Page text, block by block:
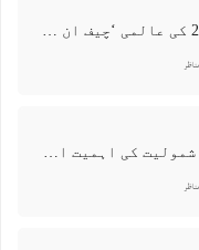
نگہت داد سال 2026 کی عالمی ‘چیف ان اے آئی 100’ فہرست میں شامل
خواتین کی سیاسی شمولیت کی اہمیت اور فیصلہ سازی کے عمل میں فعال کردار